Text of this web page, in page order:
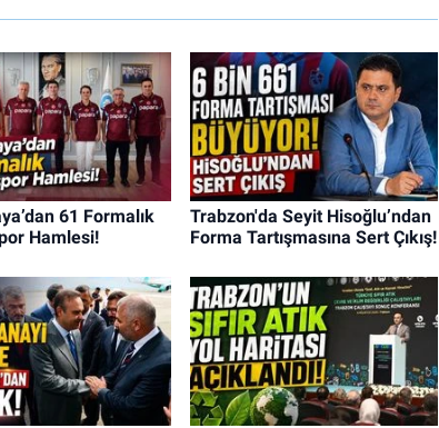
61 Formalık
Hamlesi!
Trabzon'da Seyit Hisoğlu’ndan
Forma Tartışmasına Sert Çıkış!